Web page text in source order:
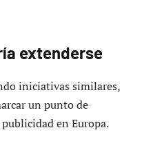
extenderse
iniciativas similares,
un punto de
en Europa.